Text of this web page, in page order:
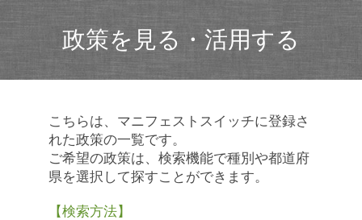
政策を見る・活用する
こちらは、マニフェストスイッチに登録さ
れた政策の一覧です。
ご希望の政策は、検索機能で種別や都道府
県を選択して探すことができます。
【検索方法】